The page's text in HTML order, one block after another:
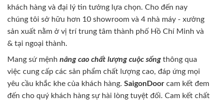
khách hàng và đại lý tin tưởng lựa chọn. Cho đến nay
chúng tôi sở hữu hơn 10 showroom và 4 nhà máy - xưởng
sản xuất nằm ở vị trí trung tâm thành phố Hồ Chí Minh và
& tại ngoại thành.
Mang sứ mệnh nâng cao chất lượng cuộc sốngthông qua
việc cung cấp các sản phẩm chất lượng cao, đáp ứng mọi
yêu cầu khắc khe của khách hàng. SaigonDoor cam kết đem
đến cho quý khách hàng sự hài lòng tuyệt đối. Cam kết chất